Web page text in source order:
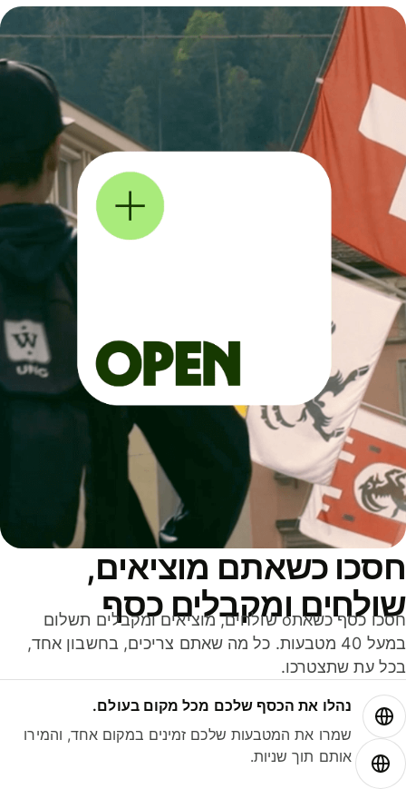
כשאתם מוציאים,
ומקבלים כסף
חסכו כסף כשאתo שולחים, מוציאים ומקבלים תשלום
במעל 40 מטבעות. כל מה שאתם צריכים, בחשבון אחד,
עת שתצטרכו.
נהלו את הכסף שלכם מכל מקום בעולם.
שמרו את המטבעות שלכם זמינים במקום אחד, והמירו
אותם תוך שניות.